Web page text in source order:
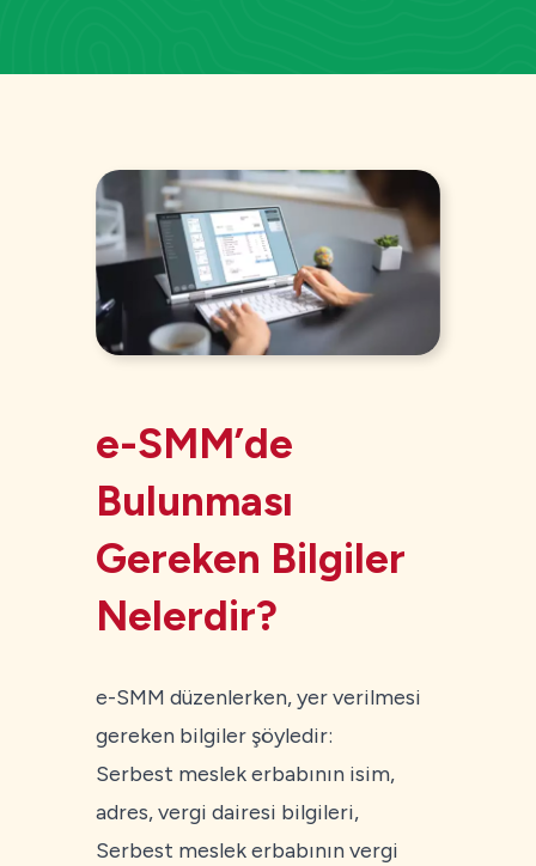
e-SMM’de
Bulunması
Gereken Bilgiler
Nelerdir?
e-SMM düzenlerken, yer verilmesi
gereken bilgiler şöyledir:
Serbest meslek erbabının isim,
adres, vergi dairesi bilgileri,
Serbest meslek erbabının vergi